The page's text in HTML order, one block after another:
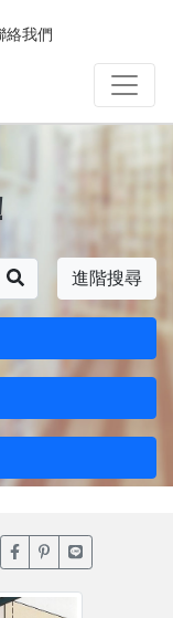
絡我們
進階搜尋
臉書分享(另開新視窗)
噗浪分享(另開新
Line分享(另